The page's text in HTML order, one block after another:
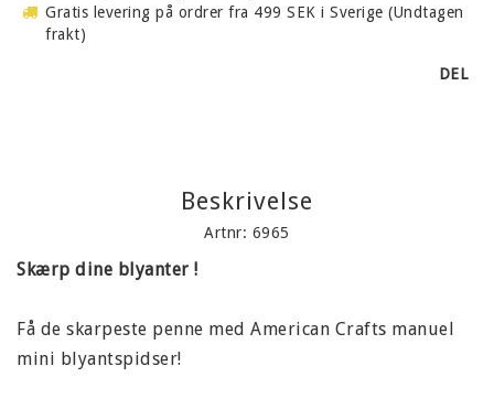
Gratis levering på ordrer fra 499 SEK i Sverige (Undtagen
frakt)
DEL
Beskrivelse
Artnr: 6965
Skærp dine blyanter !
Få de skarpeste penne med American Crafts manuel
mini blyantspidser!